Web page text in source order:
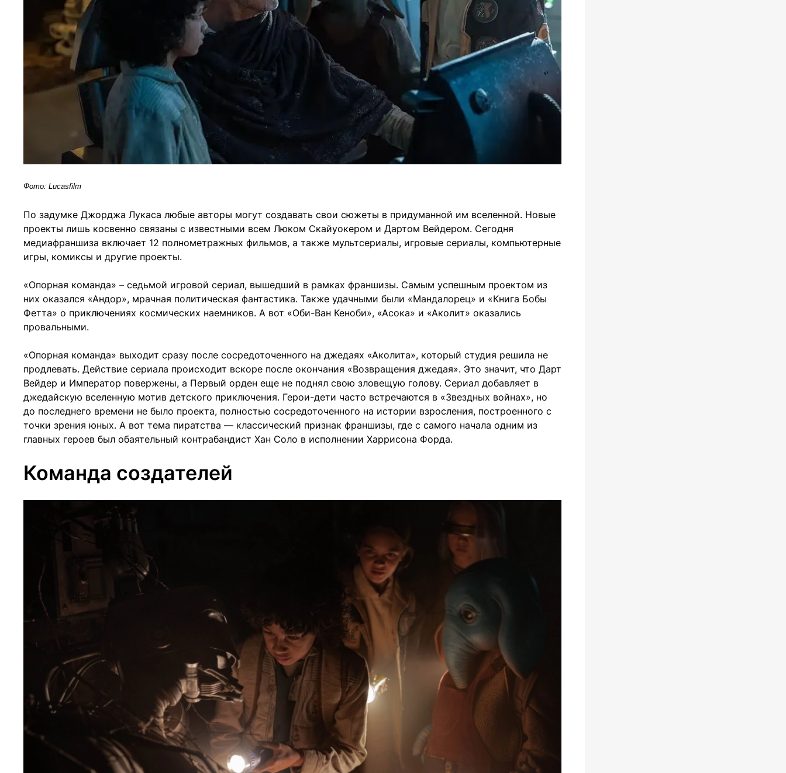
Фото: Lucasfilm
По задумке Джорджа Лукаса любые авторы могут создавать свои сюжеты в придуманной им вселенной. Новые
проекты лишь косвенно связаны с известными всем Люком Скайуокером и Дартом Вейдером. Сегодня
медиафраншиза включает 12 полнометражных фильмов, а также мультсериалы, игровые сериалы, компьютерные
игры, комиксы и другие проекты.
«Опорная команда» – седьмой игровой сериал, вышедший в рамках франшизы. Самым успешным проектом из
них оказался «Андор», мрачная политическая фантастика. Также удачными были «Мандалорец» и «Книга Бобы
Фетта» о приключениях космических наемников. А вот «Оби-Ван Кеноби», «Асока» и «Аколит» оказались
провальными.
«Опорная команда» выходит сразу после сосредоточенного на джедаях «Аколита», который студия решила не
продлевать. Действие сериала происходит вскоре после окончания «Возвращения джедая». Это значит, что Дарт
Вейдер и Император повержены, а Первый орден еще не поднял свою зловещую голову. Сериал добавляет в
джедайскую вселенную мотив детского приключения. Герои-дети часто встречаются в «Звездных войнах», но
до последнего времени не было проекта, полностью сосредоточенного на истории взросления, построенного с
точки зрения юных. А вот тема пиратства — классический признак франшизы, где с самого начала одним из
главных героев был обаятельный контрабандист Хан Соло в исполнении Харрисона Форда.
Команда создателей